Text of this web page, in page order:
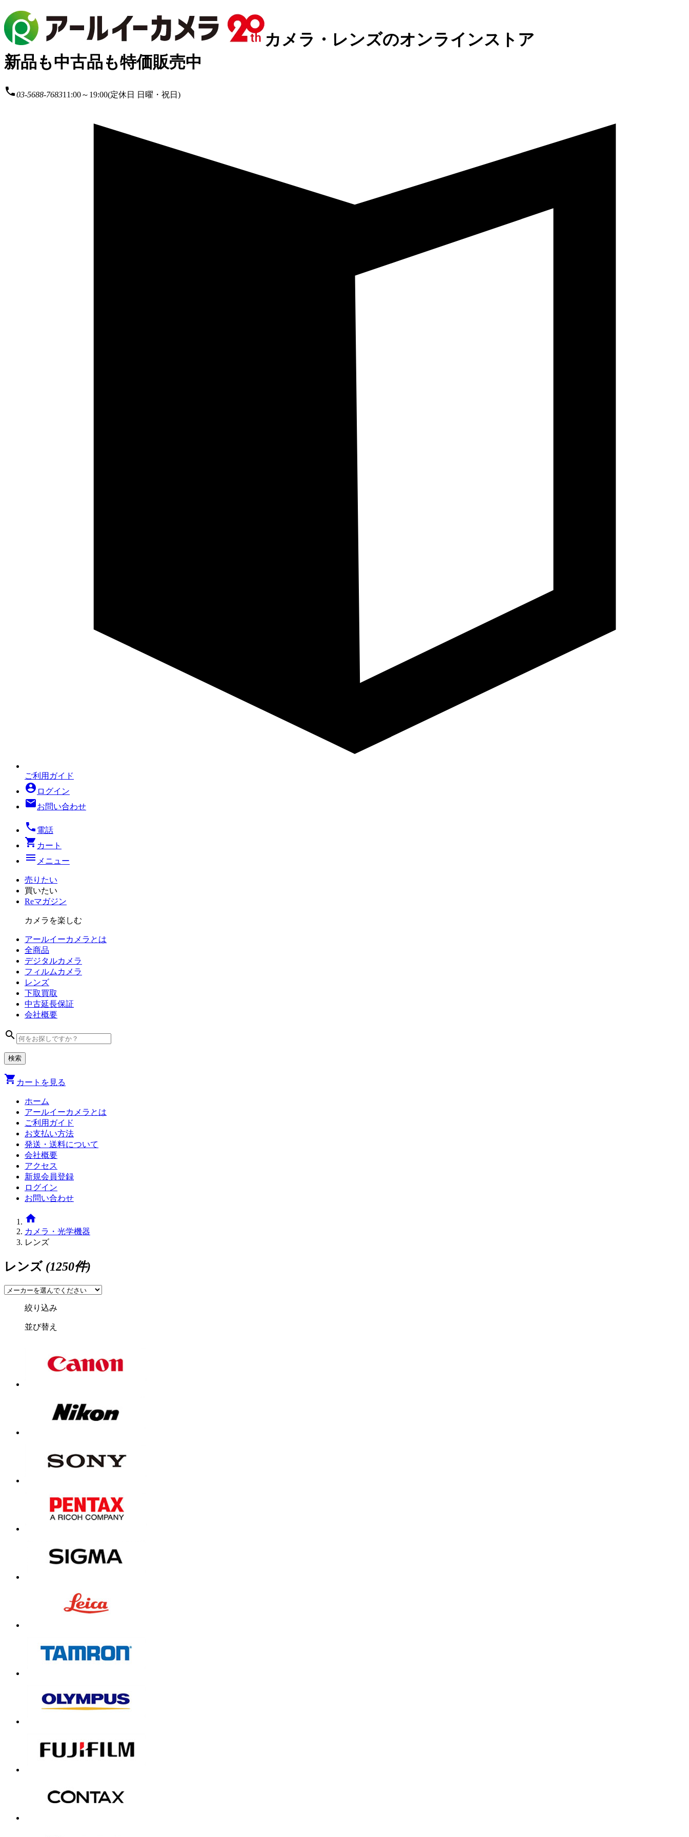
カメラ・レンズのオンラインストア
新品も中古品も特価販売中
local_phone03-5688-768311:00～19:00(定休日 日曜・祝日)
ご利用ガイド
account_circle ログイン
mailお問い合わせ
local_phone 電話
shopping_cart カート
menu メニュー
売りたい
買いたい
Reマガジン
カメラを楽しむ
アールイーカメラとは
全商品
デジタルカメラ
フィルム カメラ
レンズ
下取買取
中古延長保証
会社概要
search
shopping_cart カートを見る
ホーム
アールイーカメラとは
ご利用ガイド
お支払い方法
発送・送料について
会社概要
アクセス
新規会員登録
ログイン
お問い合わせ
home
カメラ・光学機器
レンズ
レンズ(1250件)
絞り込み
並び替え